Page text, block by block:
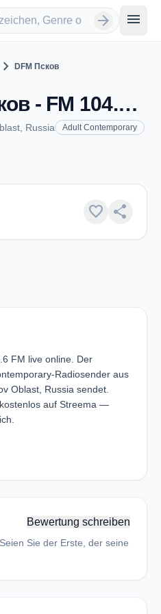
arrow_forward menu
chevron_right DFM Псков
DFM Псков - FM 104.6 - Pskov
Russia
Adult Contemporary
favorite share
FM live online. Der
Radiosender aus
Oblast, Russia sendet.
auf Streema —
Bewertung schreiben
Sie der Erste, der seine